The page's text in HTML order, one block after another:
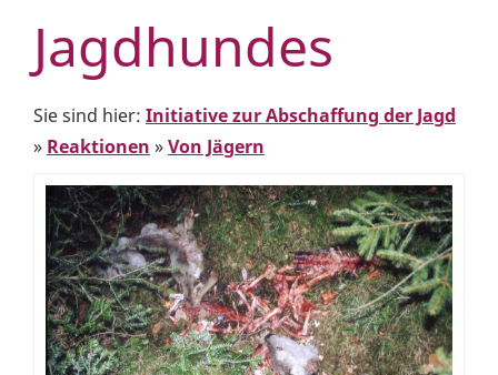
Jagdhundes
Sie sind hier: Initiative zur Abschaffung der Jagd
» Reaktionen »Von Jägern